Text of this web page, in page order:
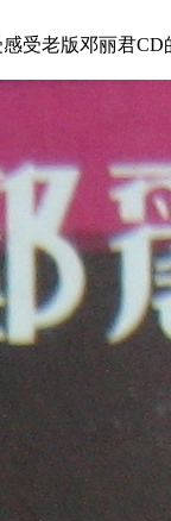
受老版邓丽君CD